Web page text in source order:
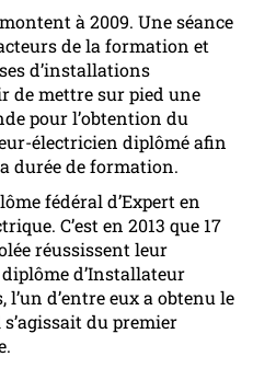
à 2009. Une séance
de la formation et
d’installations
de mettre sur pied une
pour l’obtention du
électricien diplômé afin
durée de formation.
fédéral d’Expert en
C’est en 2013 que 17
réussissent leur
d’Installateur
d’entre eux a obtenu le
du premier